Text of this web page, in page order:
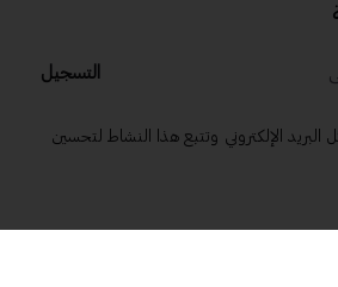
التسجيل
البريد الإلكتروني وتتبع هذا النشاط لتحسين